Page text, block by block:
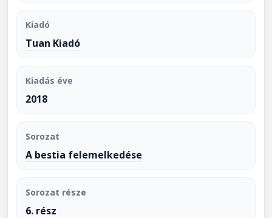
Kiadó
Tuan Kiadó
Kiadás éve
2018
Sorozat
A bestia felemelkedése
Sorozat része
6. rész